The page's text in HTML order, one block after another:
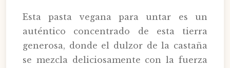
Esta pasta vegana para untar es un
auténtico concentrado de esta tierra
generosa, donde el dulzor de la castaña
se mezcla deliciosamente con la fuerza